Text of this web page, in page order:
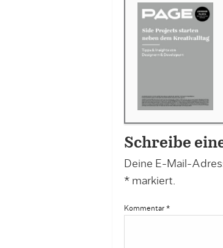
Schreibe
Deine E-Mail-
*markiert.
Kommentar *